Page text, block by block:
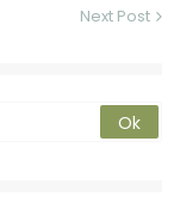
Next Post